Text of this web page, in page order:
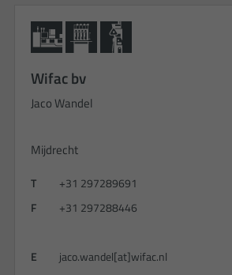
Wifac bv
Jaco Wandel
Mijdrecht
T
+31 297289691
F
+31 297288446
E jaco.wandel[at]wifac.nl